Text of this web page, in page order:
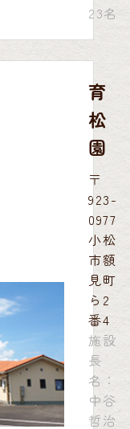
23名
育
松
園
〒
923-
0977
小松
市額
見町
ら2
番4
施設
長
名：
中谷
哲治